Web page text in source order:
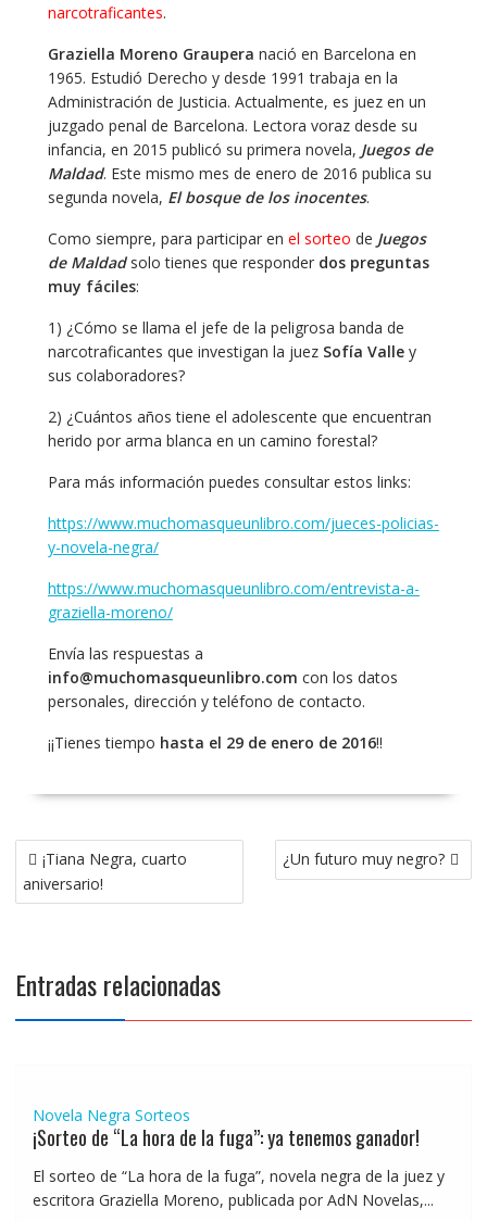
narcotraficantes.
Graziella Moreno Graupera nació en Barcelona en
1965. Estudió Derecho y desde 1991 trabaja en la
Administración de Justicia. Actualmente, es juez en un
juzgado penal de Barcelona. Lectora voraz desde su
infancia, en 2015 publicó su primera novela, Juegos de
Maldad. Este mismo mes de enero de 2016 publica su
segunda novela, El bosque de los inocentes.
Como siempre, para participar en el sorteo de Juegos
de Maldadsolo tienes que responder dos preguntas
muy fáciles:
1) ¿Cómo se llama el jefe de la peligrosa banda de
narcotraficantes que investigan la juez Sofía Valley
sus colaboradores?
2) ¿Cuántos años tiene el adolescente que encuentran
herido por arma blanca en un camino forestal?
Para más información puedes consultar estos links:
https://www.muchomasqueunlibro.com/jueces-policias-
y-novela-negra/
https://www.muchomasqueunlibro.com/entrevista-a-
graziella-moreno/
Envía las respuestas a
info@muchomasqueunlibro.com con los datos
personales, dirección y teléfono de contacto.
¡¡Tienes tiempo hasta el 29 de enero de 2016!!
Navegación
de
entradas
¡Tiana Negra, cuarto
aniversario!
¿Un futuro muy negro?
Entradas relacionadas
Novela Negra Sorteos
¡Sorteo de “La hora de la fuga”: ya tenemos ganador!
El sorteo de “La hora de la fuga”, novela negra de la juez y
escritora Graziella Moreno, publicada por AdN Novelas,...